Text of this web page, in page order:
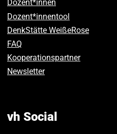
Dozent*innen
Dozent*innentool
DenkStätte WeißeRose
FAQ
Kooperationspartner
Newsletter
vh Social